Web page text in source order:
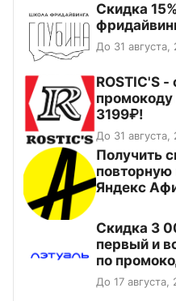
Скидка
До 31 августа,
ROSTIC'S -
промокоду
3199₽!
До 31 августа,
Получить
повторную
Яндекс
Скидка 3
первый и
по
До 17 августа,